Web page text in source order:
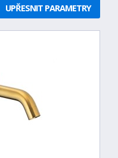
UPŘESNIT PARAMETRY